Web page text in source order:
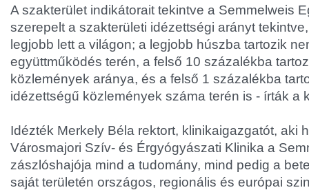
A szakterület indikátorait tekintve a Semmelweis
szerepelt a szakterületi idézettségi arányt
legjobb lett a világon; a legjobb húszba tartozik
együttműködés terén, a felső 10 százalékba
közlemények aránya, és a felső 1 százalékba
idézettségű közlemények száma terén is - írták a
Idézték Merkely Béla rektort, klinikaigazgatót, aki
Városmajori Szív- és Érgyógyászati Klinika a
zászlóshajója mind a tudomány, mind pedig a
saját területén országos, regionális és európai